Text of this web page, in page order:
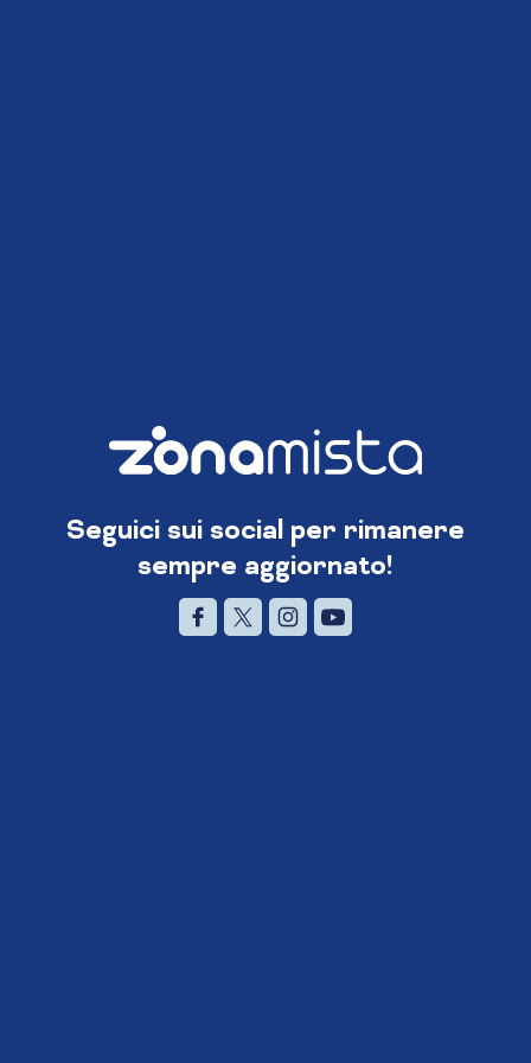
Seguici sui social per rimanere
sempre aggiornato!